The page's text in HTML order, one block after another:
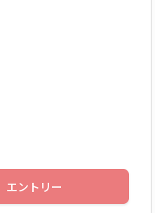
エントリー